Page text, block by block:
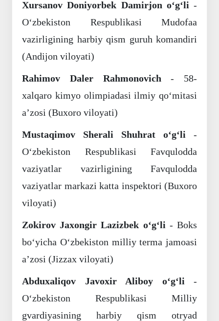
Xursanov Doniyorbek Damirjon o‘g‘li -
O‘zbekiston Respublikasi Mudofaa
vazirligining harbiy qism guruh komandiri
(Andijon viloyati)
Rahimov Daler Rahmonovich - 58-
xalqaro kimyo olimpiadasi ilmiy qo‘mitasi
a’zosi (Buxoro viloyati)
Mustaqimov Sherali Shuhrat o‘g‘li -
O‘zbekiston Respublikasi Favqulodda
vaziyatlar vazirligining Favqulodda
vaziyatlar markazi katta inspektori (Buxoro
viloyati)
Zokirov Jaxongir Lazizbek o‘g‘li - Boks
bo‘yicha O‘zbekiston milliy terma jamoasi
a’zosi (Jizzax viloyati)
Abduxaliqov Javoxir Aliboy o‘g‘li -
O‘zbekiston Respublikasi Milliy
gvardiyasining harbiy qism otryad